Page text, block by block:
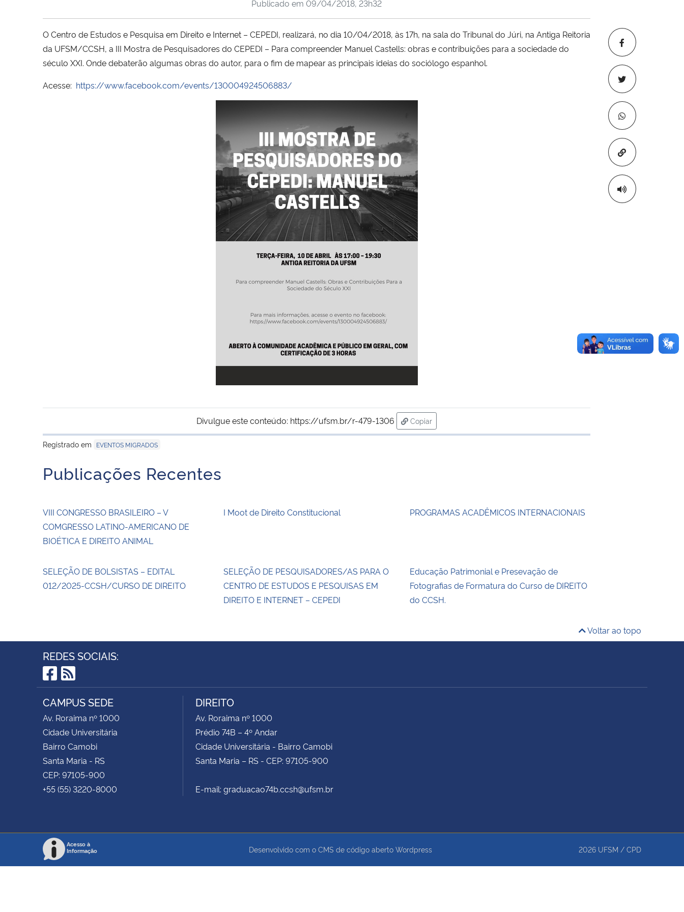
Copiar para
Publicado em 09/04/2018, 23h32
O Centro de Estudos e Pesquisa em Direito e Internet – CEPEDI, realizará, no dia 10/04/2018, às 17h, na sala do Tribunal do Júri, na Antiga Reitoria
da UFSM/CCSH, a III Mostra de Pesquisadores do CEPEDI – Para compreender Manuel Castells: obras e contribuições para a sociedade do
século XXI. Onde debaterão algumas obras do autor, para o fim de mapear as principais ideias do sociólogo espanhol.
Acesse: https://www.facebook.com/events/130004924506883/
Divulgue este conteúdo: https://ufsm.br/r-479-1306
Copiar
para área de transferência
Registrado em
EVENTOS MIGRADOS
Publicações Recentes
VIII CONGRESSO BRASILEIRO – V
COMGRESSO LATINO-AMERICANO DE
BIOÉTICA E DIREITO ANIMAL
I Moot de Direito Constitucional PROGRAMAS ACADÊMICOS INTERNACIONAIS
SELEÇÃO DE BOLSISTAS – EDITAL
012/2025-CCSH/CURSO DE DIREITO
SELEÇÃO DE PESQUISADORES/AS PARA O
CENTRO DE ESTUDOS E PESQUISAS EM
DIREITO E INTERNET – CEPEDI
Educação Patrimonial e Presevação de
Fotografias de Formatura do Curso de DIREITO
do CCSH.
Voltar ao topo
REDES SOCIAIS:
Facebook
RSS
CAMPUS SEDE
Av. Roraima nº 1000
Cidade Universitária
Bairro Camobi
Santa Maria - RS
CEP: 97105-900
+55 (55) 3220-8000
DIREITO
Av. Roraima nº 1000
Prédio 74B – 4º Andar
Cidade Universitária - Bairro Camobi
Santa Maria – RS - CEP: 97105-900
E-mail: graduacao74b.ccsh@ufsm.br
Acesso à
Informação
Desenvolvido com o CMS de código aberto Wordpress 2026 UFSM / CPD